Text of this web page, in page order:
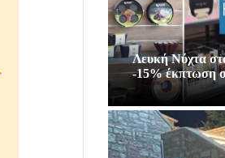
Λευκή Νύχτα
-15% έκπτωση